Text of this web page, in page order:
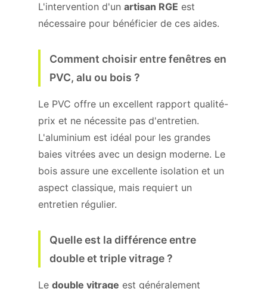
L'intervention d'un artisan RGE est
nécessaire pour bénéficier de ces aides.
Comment choisir entre fenêtres en
PVC, alu ou bois ?
Le PVC offre un excellent rapport qualité-
prix et ne nécessite pas d'entretien.
L'aluminium est idéal pour les grandes
baies vitrées avec un design moderne. Le
bois assure une excellente isolation et un
aspect classique, mais requiert un
entretien régulier.
Quelle est la différence entre
double et triple vitrage ?
Le double vitrage est généralement